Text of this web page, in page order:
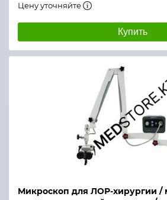
Цену уточняйте
Купить
Микроскоп для ЛОР-хирургии /